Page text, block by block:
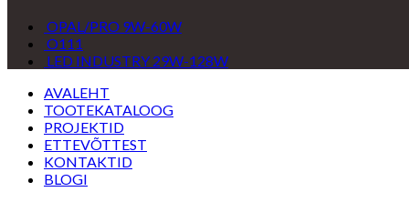
OPAL/PRO 9W-60W
O111
LED INDUSTRY 29W-128W
AVALEHT
TOOTEKATALOOG
PROJEKTID
ETTEVÕTTEST
KONTAKTID
BLOGI